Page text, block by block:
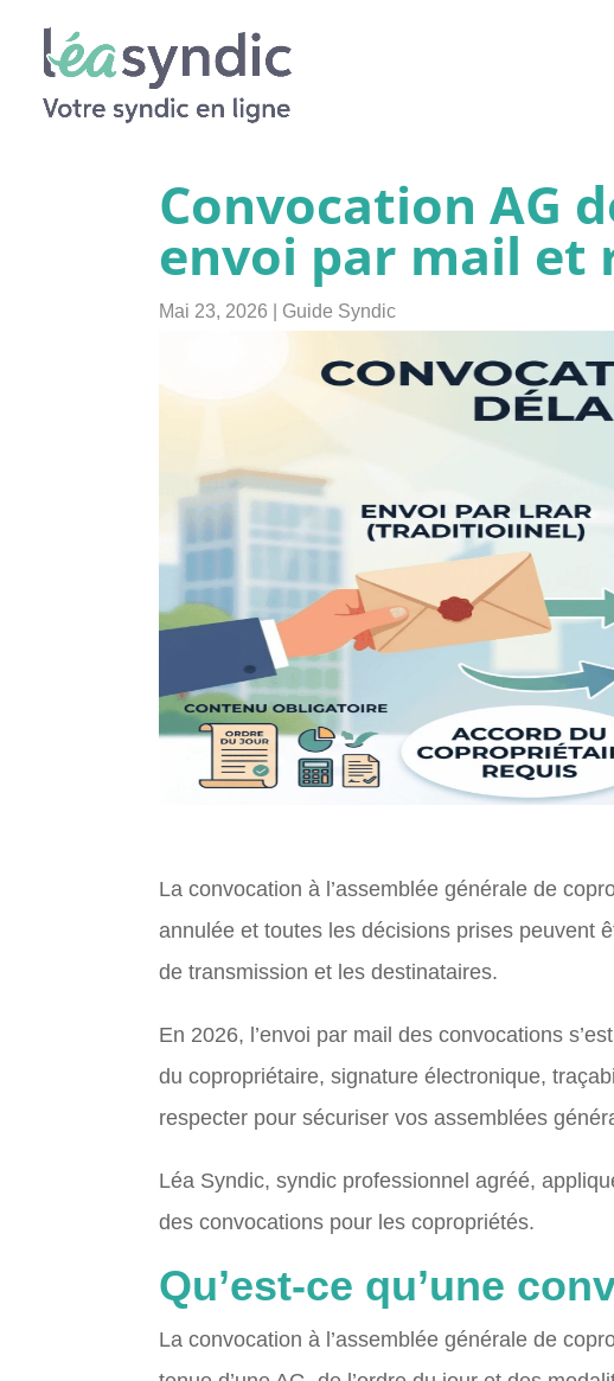
Convocation AG
envoi par mail et
Mai 23, 2026 Guide Syndic
La convocation à l’assemblée générale de
annulée et toutes les décisions prises peuvent
de transmission et les destinataires.
En 2026, l’envoi par mail des convocations
du copropriétaire, signature électronique,
respecter pour sécuriser vos assemblées
Léa Syndic, syndic professionnel agréé,
des convocations pour les copropriétés.
Qu’est-ce qu’une
La convocation à l’assemblée générale de